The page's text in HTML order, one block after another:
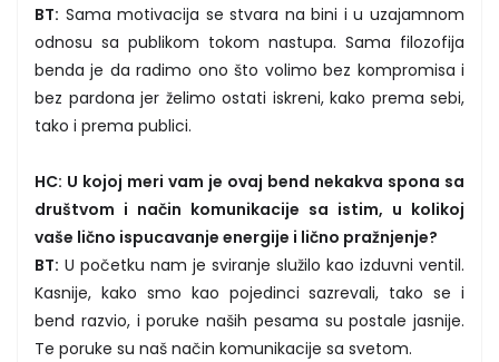
BT: Sama motivacija se stvara na bini i u uzajamnom
odnosu sa publikom tokom nastupa. Sama filozofija
benda je da radimo ono što volimo bez kompromisa i
bez pardona jer želimo ostati iskreni, kako prema sebi,
tako i prema publici.
HC: U kojoj meri vam je ovaj bend nekakva spona sa
društvom i način komunikacije sa istim, u kolikoj
vaše lično ispucavanje energije i lično pražnjenje?
BT: U početku nam je sviranje služilo kao izduvni ventil.
Kasnije, kako smo kao pojedinci sazrevali, tako se i
bend razvio, i poruke naših pesama su postale jasnije.
Te poruke su naš način komunikacije sa svetom.